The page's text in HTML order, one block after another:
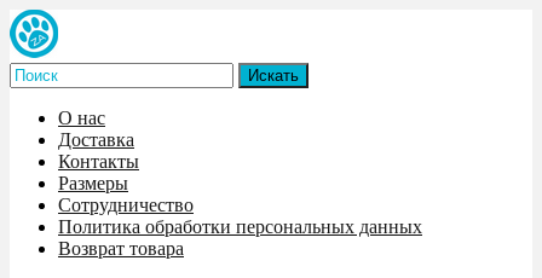
О нас
Доставка
Контакты
Размеры
Сотрудничество
Политика обработки персональных данных
Возврат товара